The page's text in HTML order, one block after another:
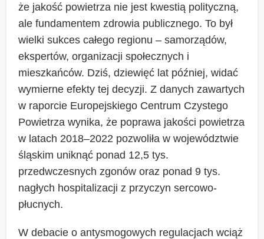
że jakość powietrza nie jest kwestią polityczną,
ale fundamentem zdrowia publicznego. To był
wielki sukces całego regionu – samorządów,
ekspertów, organizacji społecznych i
mieszkańców. Dziś, dziewięć lat później, widać
wymierne efekty tej decyzji. Z danych zawartych
w raporcie Europejskiego Centrum Czystego
Powietrza wynika, że poprawa jakości powietrza
w latach 2018–2022 pozwoliła w województwie
śląskim uniknąć ponad 12,5 tys.
przedwczesnych zgonów oraz ponad 9 tys.
nagłych hospitalizacji z przyczyn sercowo-
płucnych.
W debacie o antysmogowych regulacjach wciąż